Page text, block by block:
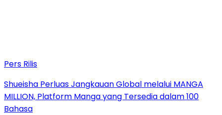
Pers Rilis
Shueisha Perluas Jangkauan Global melalui MANGA
MILLION, Platform Manga yang Tersedia dalam 100
Bahasa